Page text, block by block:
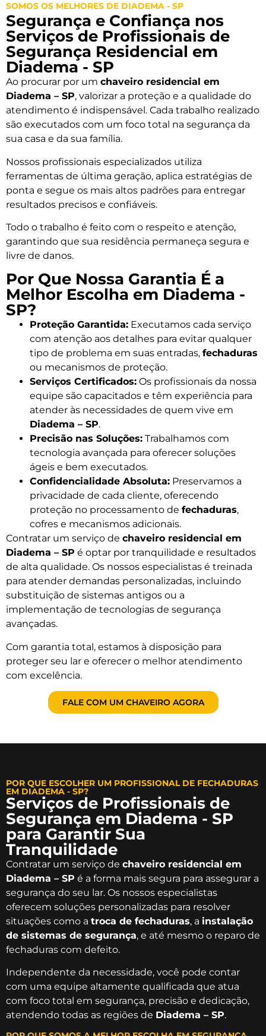
SOMOS OS MELHORES DE DIADEMA - SP
Segurança e Confiança nos
Serviços de Profissionais de
Segurança Residencial em
Diadema - SP
Ao procurar por um chaveiro residencial em
Diadema – SP, valorizar a proteção e a qualidade do
atendimento é indispensável. Cada trabalho realizado
são executados com um foco total na segurança da
sua casa e da sua família.
Nossos profissionais especializados utiliza
ferramentas de última geração, aplica estratégias de
ponta e segue os mais altos padrões para entregar
resultados precisos e confiáveis.
Todo o trabalho é feito com o respeito e atenção,
garantindo que sua residência permaneça segura e
livre de danos.
Por Que Nossa Garantia É a
Melhor Escolha em Diadema -
SP?
Proteção Garantida: Executamos cada serviço
com atenção aos detalhes para evitar qualquer
tipo de problema em suas entradas, fechaduras
ou mecanismos de proteção.
Serviços Certificados: Os profissionais da nossa
equipe são capacitados e têm experiência para
atender às necessidades de quem vive em
Diadema – SP.
Precisão nas Soluções: Trabalhamos com
tecnologia avançada para oferecer soluções
ágeis e bem executados.
Confidencialidade Absoluta: Preservamos a
privacidade de cada cliente, oferecendo
proteção no processamento de fechaduras,
cofres e mecanismos adicionais.
Contratar um serviço de chaveiro residencial em
Diadema – SP é optar por tranquilidade e resultados
de alta qualidade. Os nossos especialistas é treinada
para atender demandas personalizadas, incluindo
substituição de sistemas antigos ou a
implementação de tecnologias de segurança
avançadas.
Com garantia total, estamos à disposição para
proteger seu lar e oferecer o melhor atendimento
com excelência.
FALE COM UM CHAVEIRO AGORA
POR QUE ESCOLHER UM PROFISSIONAL DE FECHADURAS
EM DIADEMA - SP?
Serviços de Profissionais de
Segurança em Diadema - SP
para Garantir Sua
Tranquilidade
Contratar um serviço de chaveiro residencial em
Diadema – SP é a forma mais segura para assegurar a
segurança do seu lar. Os nossos especialistas
oferecem soluções personalizadas para resolver
situações como a troca de fechaduras, a instalação
de sistemas de segurança, e até mesmo o reparo de
fechaduras com defeito.
Independente da necessidade, você pode contar
com uma equipe altamente qualificada que atua
com foco total em segurança, precisão e dedicação,
atendendo todas as regiões de Diadema – SP.